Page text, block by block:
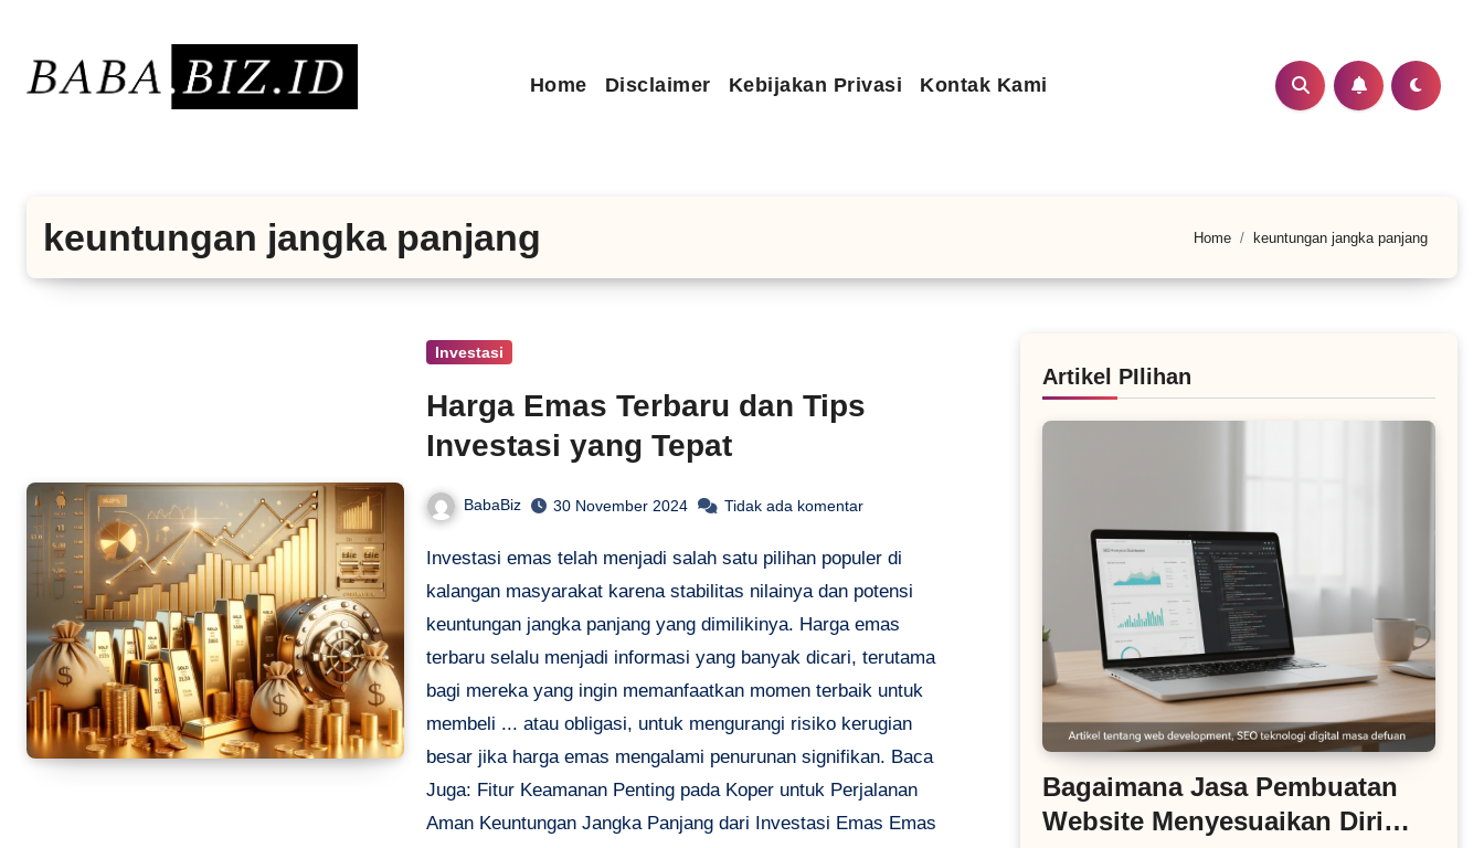
konten
Home Disclaimer Kebijakan Privasi Kontak Kami
keuntungan jangka panjang Home keuntungan jangka panjang
Investasi
Harga Emas Terbaru dan Tips
Investasi yang Tepat
BabaBiz 30 November 2024 Tidak ada komentar
Investasi emas telah menjadi salah satu pilihan populer di
kalangan masyarakat karena stabilitas nilainya dan potensi
keuntungan jangka panjang yang dimilikinya. Harga emas
terbaru selalu menjadi informasi yang banyak dicari, terutama
bagi mereka yang ingin memanfaatkan momen terbaik untuk
membeli ... atau obligasi, untuk mengurangi risiko kerugian
besar jika harga emas mengalami penurunan signifikan. Baca
Juga: Fitur Keamanan Penting pada Koper untuk Perjalanan
Aman Keuntungan Jangka Panjang dari Investasi Emas Emas
Artikel PIlihan
Bagaimana Jasa Pembuatan
Website Menyesuaikan Diri